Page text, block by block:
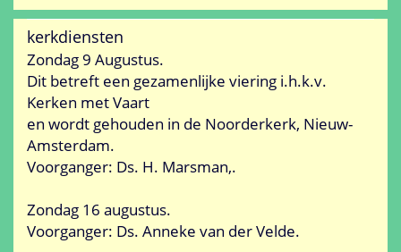
kerkdiensten
Zondag 9 Augustus.
Dit betreft een gezamenlijke viering i.h.k.v.
Kerken met Vaart
en wordt gehouden in de Noorderkerk, Nieuw-
Amsterdam.
Voorganger: Ds. H. Marsman,.
Zondag 16 augustus.
Voorganger: Ds. Anneke van der Velde.